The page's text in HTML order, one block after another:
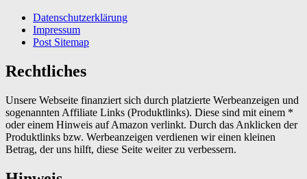
Datenschutzerklärung
Impressum
Post Sitemap
Rechtliches
Unsere Webseite finanziert sich durch platzierte Werbeanzeigen und
sogenannten Affiliate Links (Produktlinks). Diese sind mit einem *
oder einem Hinweis auf Amazon verlinkt. Durch das Anklicken der
Produktlinks bzw. Werbeanzeigen verdienen wir einen kleinen
Betrag, der uns hilft, diese Seite weiter zu verbessern.